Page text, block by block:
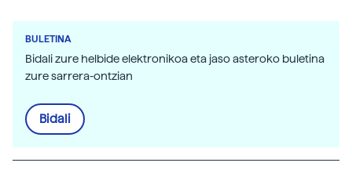
BULETINA
Bidali zure helbide elektronikoa eta jaso asteroko buletina
zure sarrera-ontzian
Bidali